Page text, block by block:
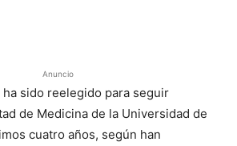
Anuncio
ha sido reelegido para seguir
de Medicina de la Universidad de
cuatro años, según han